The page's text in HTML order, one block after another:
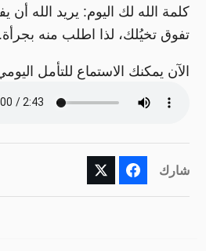
كلمة الله لك اليوم: يريد الله أن
تفوق تخيُلك، لذا اطلب منه بجرأة.
الآن يمكنك الاستماع للتأمل
شارك